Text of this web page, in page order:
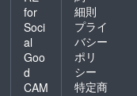
for
Soci
al
Goo
d
CAM
細則
プライ
バシー
ポリ
シー
特定商